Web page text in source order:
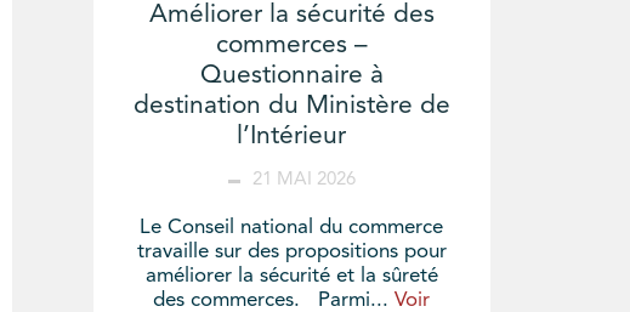
Améliorer la sécurité des
commerces –
Questionnaire à
destination du Ministère de
l’Intérieur
21 MAI 2026
Le Conseil national du commerce
travaille sur des propositions pour
améliorer la sécurité et la sûreté
des commerces. Parmi...Voir